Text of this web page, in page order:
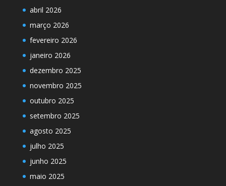
abril 2026
março 2026
fevereiro 2026
janeiro 2026
dezembro 2025
novembro 2025
outubro 2025
setembro 2025
agosto 2025
julho 2025
junho 2025
maio 2025